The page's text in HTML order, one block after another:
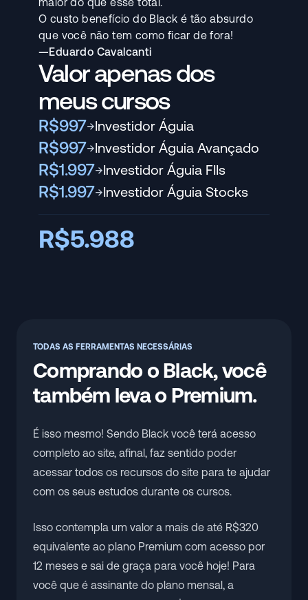
O custo benefício do Black é tão absurdo
que você não tem como ficar de fora!
—Eduardo Cavalcanti
Valor apenas dos
meus cursos
R$997→Investidor Águia
R$997→Investidor Águia Avançado
R$1.997→Investidor Águia FIIs
R$1.997→Investidor Águia Stocks
R$5.988
TODAS AS FERRAMENTAS NECESSÁRIAS
Comprando o Black, você
também leva o Premium.
É isso mesmo! Sendo Black você terá acesso
completo ao site, afinal, faz sentido poder
acessar todos os recursos do site para te ajudar
com os seus estudos durante os cursos.
Isso contempla um valor a mais de até R$320
equivalente ao plano Premium com acesso por
12 meses e sai de graça para você hoje! Para
você que é assinante do plano mensal, a